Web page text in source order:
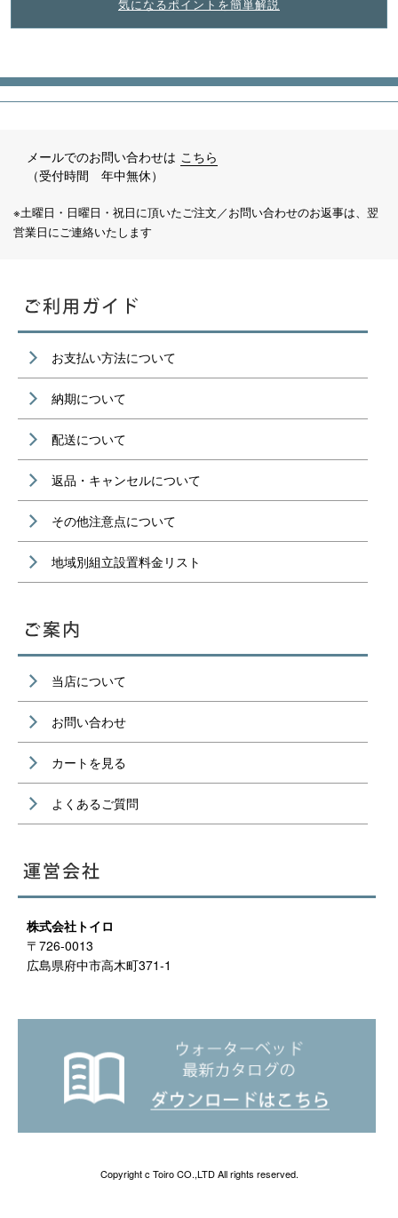
気になるポイントを簡単解説
メールでのお問い合わせは こちら
（受付時間 年中無休）
※土曜日・日曜日・祝日に頂いたご注文／お問い合わせのお返事は、翌
営業日にご連絡いたします
お支払い方法について
納期について
配送について
返品・キャンセルについて
その他注意点について
地域別組立設置料金リスト
当店について
お問い合わせ
カートを見る
よくあるご質問
株式会社トイロ
〒726-0013
広島県府中市高木町371-1
Copyright c Toiro CO.,LTD All rights reserved.